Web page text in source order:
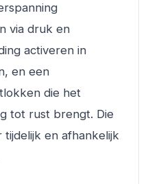
via druk en
activeren in
en een
die het
tot rust brengt. Die
en afhankelijk